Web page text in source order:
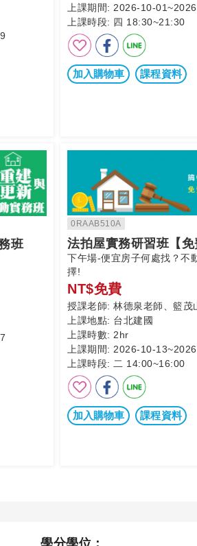
上課期間: 2026-10-
上課時段: 四 18:30~21:30
加入購物車 課程資料
班
0RAAB510A
法拍屋實務研習班【免
下午場-便宜房子何處找？不
擇!
NT$免費
授課老師: 林德泉老師、籃茂
上課地點: 台北建國
上課時數: 2hr
上課期間: 2026-10-
上課時段: 二 14:00~16:00
加入購物車 課程資料